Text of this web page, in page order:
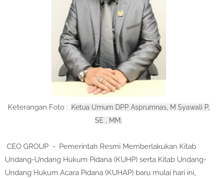
Keterangan Foto : .Ketua Umum DPP Asprumnas, M Syawali P,
SE , MM.
CEO GROUP - Pemerintah Resmi Memberlakukan Kitab
Undang-Undang Hukum Pidana (KUHP) serta Kitab Undang-
Undang Hukum Acara Pidana (KUHAP) baru mulai hari ini,